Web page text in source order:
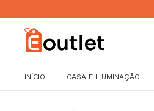
INÍCIO CASA E ILUMINAÇÃO